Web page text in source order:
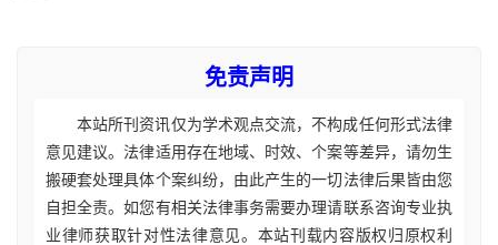
免责声明
本站所刊资讯仅为学术观点交流，不构成任何形式法律
意见建议。法律适用存在地域、时效、个案等差异，请勿生
搬硬套处理具体个案纠纷，由此产生的一切法律后果皆由您
自担全责。如您有相关法律事务需要办理请联系咨询专业执
业律师获取针对性法律意见。本站刊载内容版权归原权利